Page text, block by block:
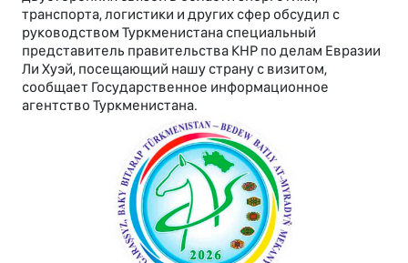
транспорта, логистики и других сфер обсудил с
руководством Туркменистана специальный
представитель правительства КНР по делам Евразии
Ли Хуэй, посещающий нашу страну с визитом,
сообщает Государственное информационное
агентство Туркменистана.